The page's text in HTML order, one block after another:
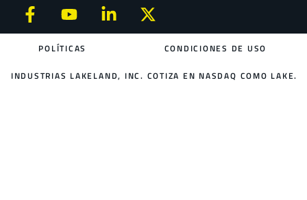
POLÍTICAS CONDICIONES DE USO
INDUSTRIAS LAKELAND, INC. COTIZA EN NASDAQ COMO LAKE.